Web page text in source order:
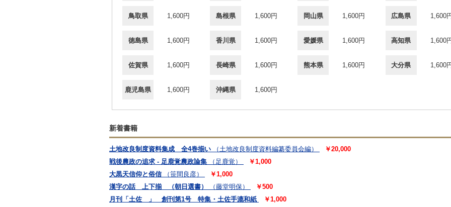
鳥取県 1,600円 島根県 1,600円 岡山県 1,600円 広島県 1,600
徳島県 1,600円 香川県 1,600円 愛媛県 1,600円 高知県 1,600
佐賀県 1,600円 長崎県 1,600円 熊本県 1,600円 大分県 1,600
鹿児島県 1,600円 沖縄県 1,600円
新着書籍
土地改良制度資料集成 全4巻揃い （土地改良制度資料編纂委員会編）
￥20,000
戦後農政の追求 - 足鹿覚農政論集
（足鹿覚）
￥1,000
大黒天信仰と俗信
（笹間良彦）
￥1,000
漢字の話 上下揃 （朝日選書）
（藤堂明保）
￥500
月刊「土佐 」 創刊第1号 特集・土佐手漉和紙
￥1,000